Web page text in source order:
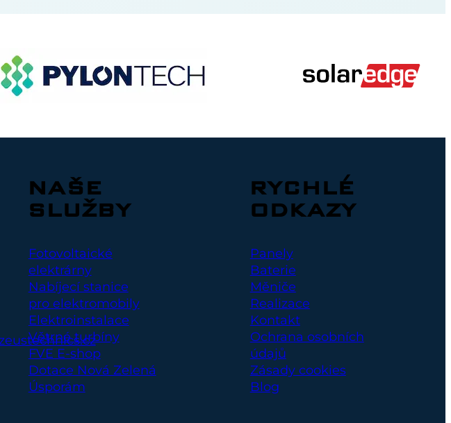
NAŠE
SLUŽBY
Fotovoltaické
elektrárny
Nabíjecí stanice
pro elektromobily
Elektroinstalace
Větrné turbíny
FVE E-shop
Dotace Nová Zelená
Úsporám
RYCHLÉ
ODKAZY
Panely
Baterie
Měniče
Realizace
Kontakt
Ochrana osobních
údajů
Zásady cookies
Blog